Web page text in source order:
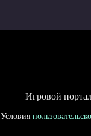
Игровой
Условия